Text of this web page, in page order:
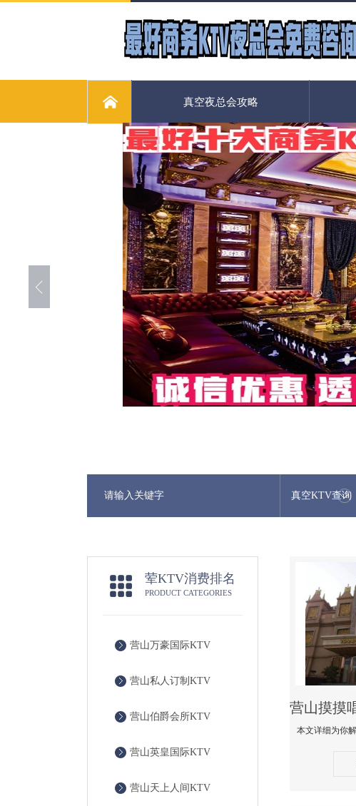
真空夜总会攻略
真空KTV查询
荤KTV消费排名
PRODUCT CATEGORIES
营山万豪国际KTV
营山私人订制KTV
营山伯爵会所KTV
营山英皇国际KTV
营山天上人间KTV